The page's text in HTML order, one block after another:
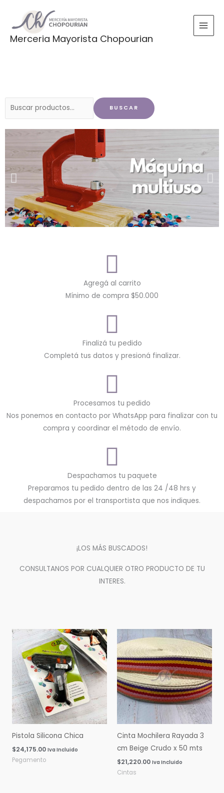
contenido
Merceria Mayorista Chopourian
Buscar
BUSCAR
Agregá al carrito
Mínimo de compra $50.000
Finalizá tu pedido
Completá tus datos y presioná finalizar.
Procesamos tu pedido
Nos ponemos en contacto por WhatsApp para finalizar con tu
compra y coordinar el método de envío.
Despachamos tu paquete
Preparamos tu pedido dentro de las 24 /48 hrs y
despachamos por el transportista que nos indiques.
¡LOS MÁS BUSCADOS!
CONSULTANOS POR CUALQUIER OTRO PRODUCTO DE TU
INTERES.
Pistola Silicona Chica
$24,175.00 Iva Incluido
Pegamento
Cinta Mochilera Rayada 3
cm Beige Crudo x 50 mts
$21,220.00 Iva Incluido
Cintas